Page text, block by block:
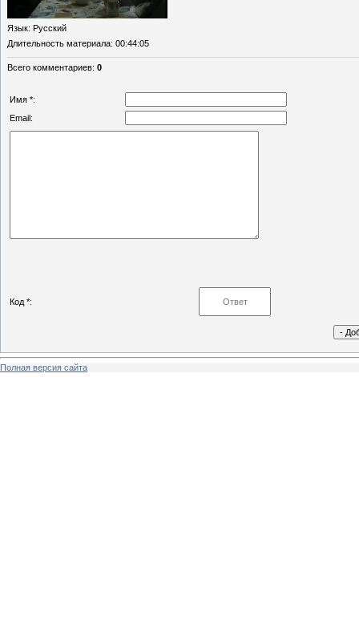
Язык: Русский
Длительность материала: 00:44:05
Всего комментариев: 0
Имя *:
Email:
Код *:
Полная версия сайта